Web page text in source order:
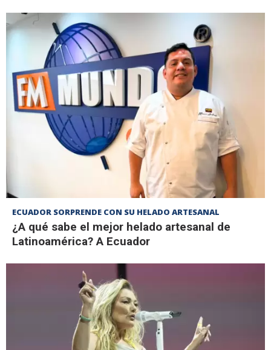
ECUADOR SORPRENDE CON SU HELADO ARTESANAL
¿A qué sabe el mejor helado artesanal de
Latinoamérica? A Ecuador